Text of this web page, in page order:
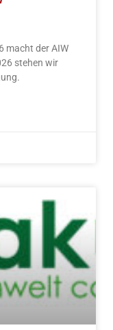
macht der AIW
stehen wir